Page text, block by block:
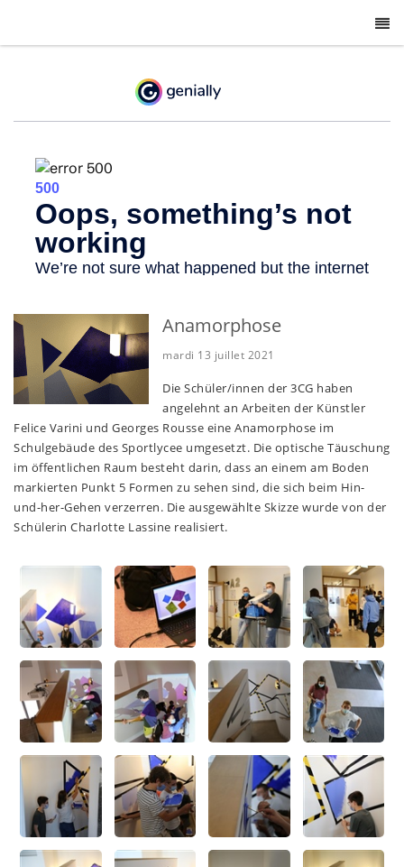
Anamorphose
mardi 13 juillet 2021
Die Schüler/innen der 3CG haben
angelehnt an Arbeiten der Künstler
Felice Varini und Georges Rousse eine Anamorphose im
Schulgebäude des Sportlycee umgesetzt. Die optische Täuschung
im öffentlichen Raum besteht darin, dass an einem am Boden
markierten Punkt 5 Formen zu sehen sind, die sich beim Hin-
und-her-Gehen verzerren. Die ausgewählte Skizze wurde von der
Schülerin Charlotte Lassine realisiert.